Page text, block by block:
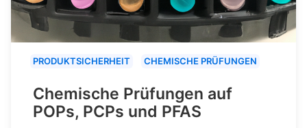
PRODUKTSICHERHEIT CHEMISCHE PRÜFUNGEN
Chemische Prüfungen auf
POPs, PCPs und PFAS